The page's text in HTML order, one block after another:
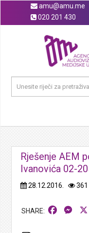
amu@amu.me
020 201 430
Rješenje AEM
Ivanovića 02-
28.12.2016. 361
Facebook